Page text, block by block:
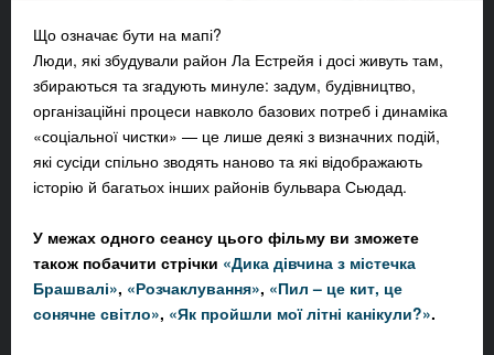
Що означає бути на мапі?
Люди, які збудували район Ла Естрейя і досі живуть там,
збираються та згадують минуле: задум, будівництво,
організаційні процеси навколо базових потреб і динаміка
«соціальної чистки» — це лише деякі з визначних подій,
які сусіди спільно зводять наново та які відображають
історію й багатьох інших районів бульвара Сьюдад.
У межах одного сеансу цього фільму ви зможете
також побачити стрічки «Дика дівчина з містечка
Брашвалі», «Розчаклування», «Пил – це кит, це
сонячне світло», «Як пройшли мої літні канікули?».